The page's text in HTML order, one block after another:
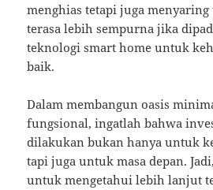
menghias tetapi juga
terasa lebih sempurna jika
teknologi smart home untuk
baik.
Dalam membangun oasis
fungsional, ingatlah bahwa
dilakukan bukan hanya untuk
tapi juga untuk masa depan.
untuk mengetahui lebih lanjut